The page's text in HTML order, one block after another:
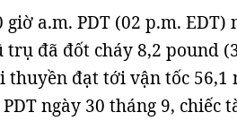
a.m. PDT (02 p.m. EDT)
đã đốt cháy 8,2 pound
thuyền đạt tới vận tốc 56,1
ngày 30 tháng 9, chiếc